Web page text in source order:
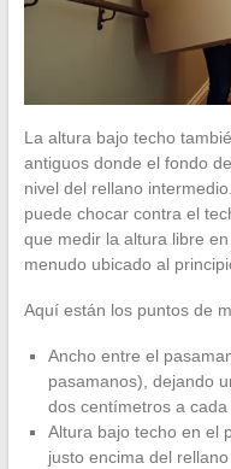
La altura bajo techo
antiguos donde el fondo
nivel del rellano
puede chocar contra el
que medir la altura libre
menudo ubicado al
Aquí están los puntos de
Ancho entre el
pasamanos), dejando
dos centímetros a cada
Altura bajo techo en el
justo encima del